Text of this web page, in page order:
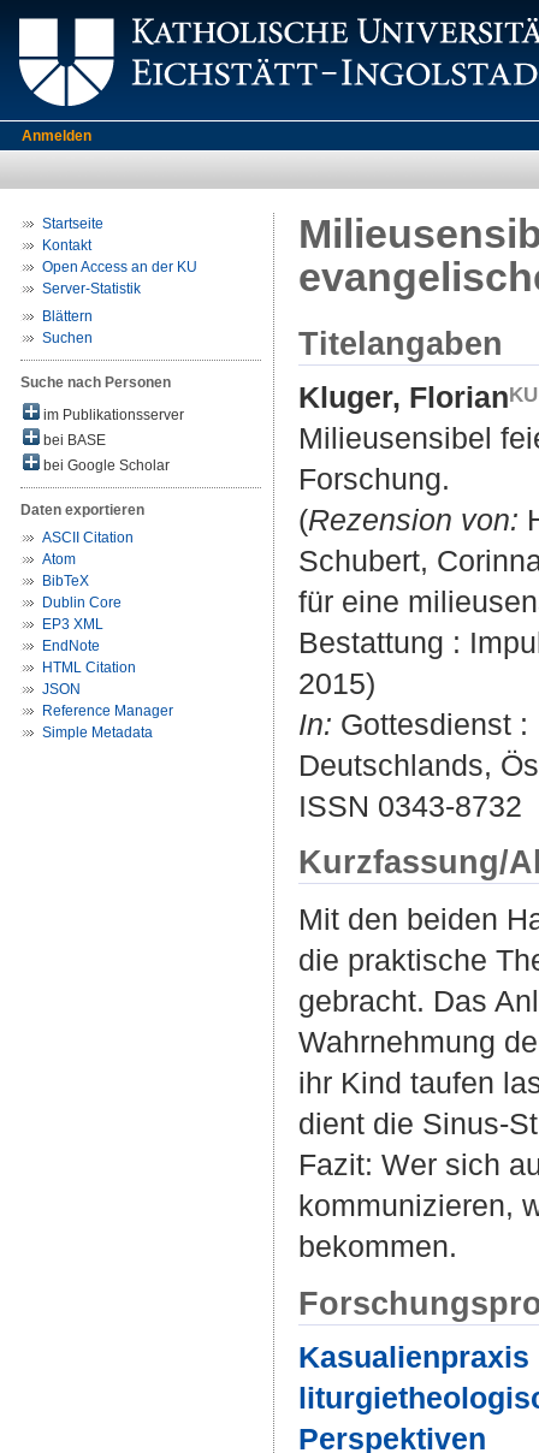
Anmelden
Startseite
Kontakt
Open Access an der KU
Server-Statistik
Blättern
Suchen
Suche nach Personen
im Publikationsserver
bei BASE
bei Google Scholar
Daten exportieren
ASCII Citation
Atom
BibTeX
Dublin Core
EP3 XML
EndNote
HTML Citation
JSON
Reference Manager
Simple Metadata
Titelangaben
Kluger, Florian
Milieusensibel
Forschung.
(Rezension von:
Schubert,
für eine
Bestattung :
2015)
In: Gottesdienst
Deutschlands,
ISSN 0343-8732
Kurzfassung/
Mit den beiden
die praktische
gebracht. Das
Wahrnehmung
ihr Kind taufen
dient die Sinus-
Fazit: Wer sich
kommunizieren,
bekommen.
Perspektiven